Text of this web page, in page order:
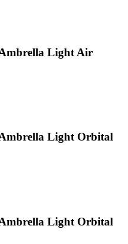
Light Air
Light Orbital
Light Orbital